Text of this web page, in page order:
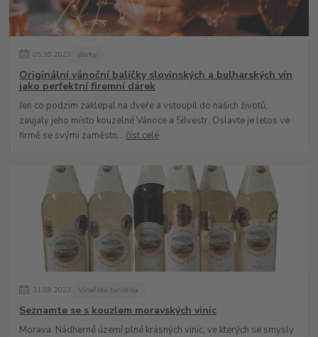
05. 10.2023 dárky
Originální vánoční balíčky slovinských a bulharských vín
jako perfektní firemní dárek
Jen co podzim zaklepal na dveře a vstoupil do našich životů,
zaujaly jeho místo kouzelné Vánoce a Silvestr. Oslavte je letos ve
firmě se svými zaměstn... číst celé
31.08.2023 Vinařská turistika
Seznamte se s kouzlem moravských vinic
Morava. Nádherné území plné krásných vinic, ve kterých se smysly